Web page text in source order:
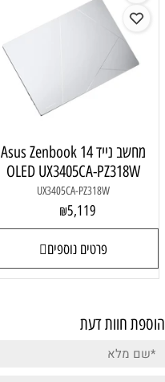
מחשב נייד Asus Zenbook 14
OLED UX3405CA-PZ318W
UX3405CA-PZ318W
₪5,119
פרטים נוספים
הוספת חוות דעת